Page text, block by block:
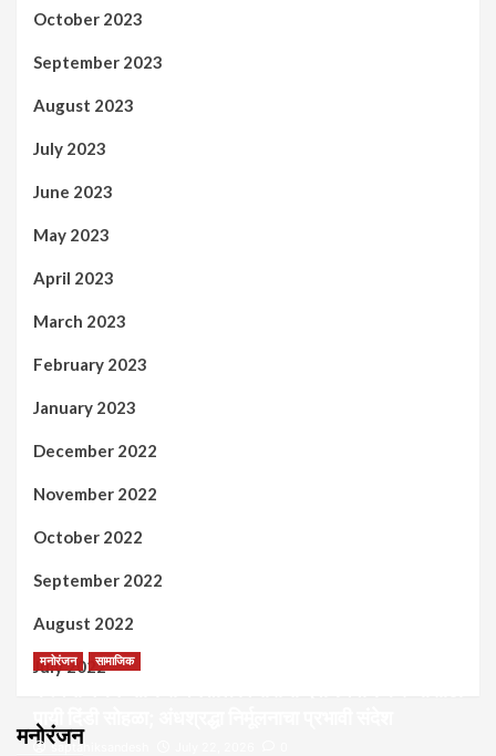
October 2023
September 2023
August 2023
July 2023
June 2023
May 2023
April 2023
March 2023
February 2023
January 2023
December 2022
November 2022
October 2022
September 2022
August 2022
July 2022
मनोरंजन
मनोरंजन सामाजिक
पायी दिंडी सोहळा; अंधश्रद्धा निर्मूलनाचा प्रभावी संदेश
saptahiksandesh